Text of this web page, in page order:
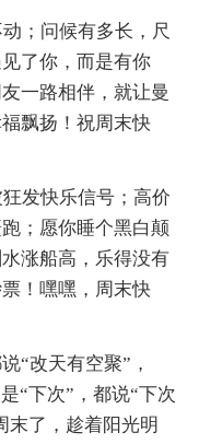
；问候有多长，尺
了你，而是有你
一路相伴，就让曼
飘扬！祝周末快
发快乐信号；高价
；愿你睡个黑白颠
涨船高，乐得没有
！嘿嘿，周末快
“改天有空聚”，
“下次”，都说“下次
末了，趁着阳光明